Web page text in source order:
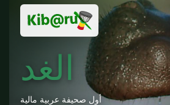
الغد
أول صحيفة عربية مالية